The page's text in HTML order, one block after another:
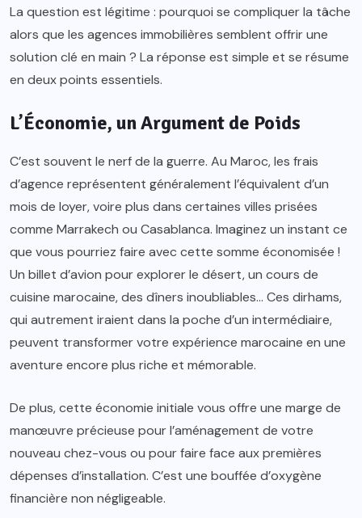
La question est légitime : pourquoi se compliquer la tâche
alors que les agences immobilières semblent offrir une
solution clé en main ? La réponse est simple et se résume
en deux points essentiels.
L’Économie, un Argument de Poids
C’est souvent le nerf de la guerre. Au Maroc, les frais
d’agence représentent généralement l’équivalent d’un
mois de loyer, voire plus dans certaines villes prisées
comme Marrakech ou Casablanca. Imaginez un instant ce
que vous pourriez faire avec cette somme économisée !
Un billet d’avion pour explorer le désert, un cours de
cuisine marocaine, des dîners inoubliables… Ces dirhams,
qui autrement iraient dans la poche d’un intermédiaire,
peuvent transformer votre expérience marocaine en une
aventure encore plus riche et mémorable.
De plus, cette économie initiale vous offre une marge de
manœuvre précieuse pour l’aménagement de votre
nouveau chez-vous ou pour faire face aux premières
dépenses d’installation. C’est une bouffée d’oxygène
financière non négligeable.